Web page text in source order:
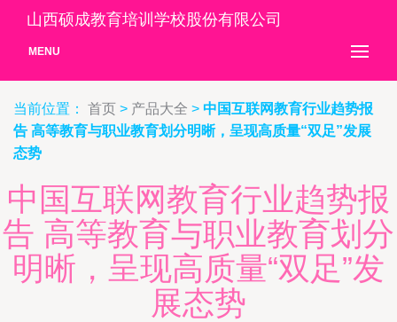
山西硕成教育培训学校股份有限公司
MENU
当前位置： 首页 > 产品大全 > 中国互联网教育行业趋势报
告 高等教育与职业教育划分明晰，呈现高质量“双足”发展
态势
中国互联网教育行业趋势报
告 高等教育与职业教育划分
明晰，呈现高质量“双足”发
展态势